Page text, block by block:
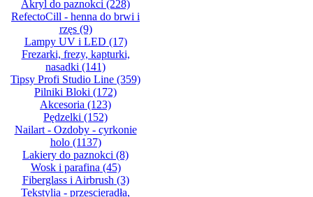
Akryl do paznokci (228)
RefectoCill - henna do brwi i
rzęs(9)
Lampy UV i LED (17)
Frezarki, frezy, kapturki,
nasadki (141)
Tipsy Profi Studio Line (359)
Pilniki Bloki (172)
Akcesoria (123)
Pędzelki (152)
Nailart - Ozdoby - cyrkonie
holo(1137)
Lakiery do paznokci (8)
Wosk i parafina (45)
Fiberglass i Airbrush (3)
Tekstylia - przescieradła,